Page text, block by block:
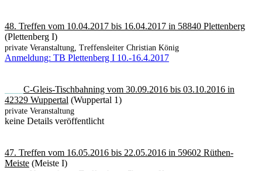
48. Treffen vom 10.04.2017 bis 16.04.2017 in 58840 Plettenberg
(Plettenberg I)
private Veranstaltung, Treffensleiter Christian König
Anmeldung: TB Plettenberg I 10.-16.4.2017
C-Gleis-Tischbahning vom 30.09.2016 bis 03.10.2016 in
42329 Wuppertal (Wuppertal 1)
private Veranstaltung
keine Details veröffentlicht
47. Treffen vom 16.05.2016 bis 22.05.2016 in 59602 Rüthen-
Meiste (Meiste I)